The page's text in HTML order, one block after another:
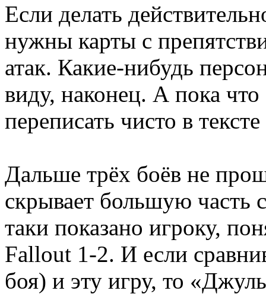
Если делать
нужны карты с
атак. Какие-нибудь
виду, наконец. А пока
переписать чисто в
Дальше трёх боёв не
скрывает большую часть
таки показано игроку,
Fallout 1-2. И если
боя) и эту игру, то